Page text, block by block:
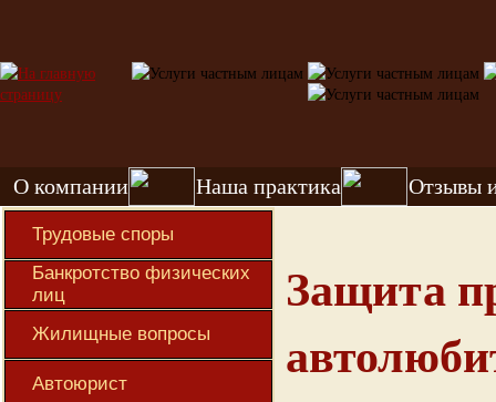
О компании Наша практика Отзывы
Трудовые споры
Банкротство физических
лиц
Жилищные вопросы
Автоюрист
Защита